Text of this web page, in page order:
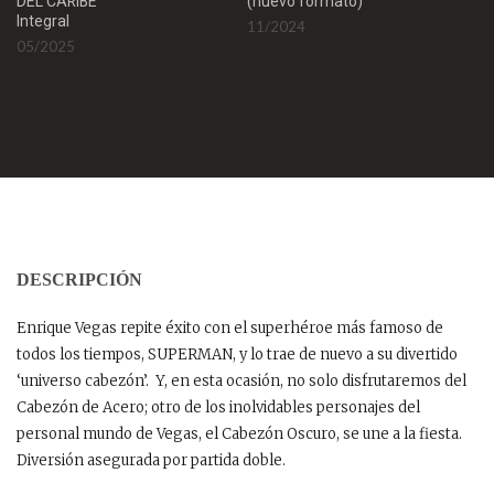
Integral
05/2025
11/2024
DESCRIPCIÓN
Enrique Vegas repite éxito con el superhéroe más famoso de
todos los tiempos, SUPERMAN, y lo trae de nuevo a su divertido
‘universo cabezón’. Y, en esta ocasión, no solo disfrutaremos del
Cabezón de Acero; otro de los inolvidables personajes del
personal mundo de Vegas, el Cabezón Oscuro, se une a la fiesta.
Diversión asegurada por partida doble.